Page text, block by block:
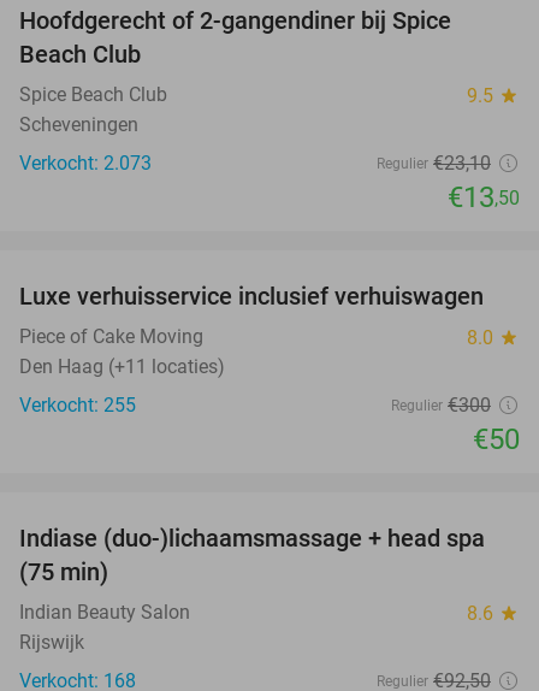
Hoofdgerecht of 2-gangendiner bij Spice
Beach Club
Spice Beach Club 9.5 star
Scheveningen
Verkocht: 2.073
Regulier €23,10
€13,50
83%
Luxe verhuisservice inclusief verhuiswagen
Piece of Cake Moving 8.0 star
Den Haag (+11 locaties)
Verkocht: 255
Regulier €300
€50
46%
Indiase (duo-)lichaamsmassage + head spa
(75 min)
Indian Beauty Salon 8.6 star
Rijswijk
Verkocht: 168
Regulier €92,50